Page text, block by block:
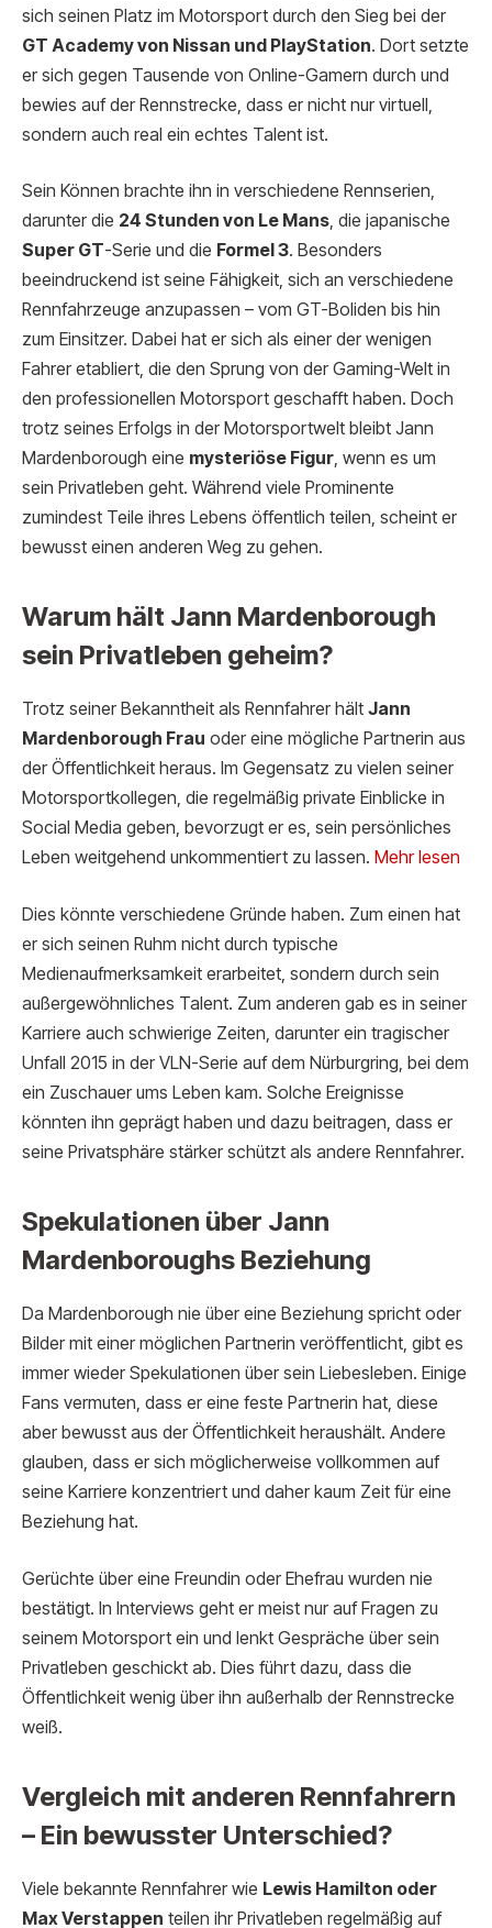
sich seinen Platz im Motorsport durch den Sieg bei der
GT Academy von Nissan und PlayStation. Dort setzte
er sich gegen Tausende von Online-Gamern durch und
bewies auf der Rennstrecke, dass er nicht nur virtuell,
sondern auch real ein echtes Talent ist.
Sein Können brachte ihn in verschiedene Rennserien,
darunter die 24 Stunden von Le Mans, die japanische
Super GT-Serie und die Formel 3. Besonders
beeindruckend ist seine Fähigkeit, sich an verschiedene
Rennfahrzeuge anzupassen – vom GT-Boliden bis hin
zum Einsitzer. Dabei hat er sich als einer der wenigen
Fahrer etabliert, die den Sprung von der Gaming-Welt in
den professionellen Motorsport geschafft haben. Doch
trotz seines Erfolgs in der Motorsportwelt bleibt Jann
Mardenborough eine mysteriöse Figur, wenn es um
sein Privatleben geht. Während viele Prominente
zumindest Teile ihres Lebens öffentlich teilen, scheint er
bewusst einen anderen Weg zu gehen.
Warum hält Jann Mardenborough
sein Privatleben geheim?
Trotz seiner Bekanntheit als Rennfahrer hält Jann
Mardenborough Frau oder eine mögliche Partnerin aus
der Öffentlichkeit heraus. Im Gegensatz zu vielen seiner
Motorsportkollegen, die regelmäßig private Einblicke in
Social Media geben, bevorzugt er es, sein persönliches
Leben weitgehend unkommentiert zu lassen. Mehr lesen
Dies könnte verschiedene Gründe haben. Zum einen hat
er sich seinen Ruhm nicht durch typische
Medienaufmerksamkeit erarbeitet, sondern durch sein
außergewöhnliches Talent. Zum anderen gab es in seiner
Karriere auch schwierige Zeiten, darunter ein tragischer
Unfall 2015 in der VLN-Serie auf dem Nürburgring, bei dem
ein Zuschauer ums Leben kam. Solche Ereignisse
könnten ihn geprägt haben und dazu beitragen, dass er
seine Privatsphäre stärker schützt als andere Rennfahrer.
Spekulationen über Jann
Mardenboroughs Beziehung
Da Mardenborough nie über eine Beziehung spricht oder
Bilder mit einer möglichen Partnerin veröffentlicht, gibt es
immer wieder Spekulationen über sein Liebesleben. Einige
Fans vermuten, dass er eine feste Partnerin hat, diese
aber bewusst aus der Öffentlichkeit heraushält. Andere
glauben, dass er sich möglicherweise vollkommen auf
seine Karriere konzentriert und daher kaum Zeit für eine
Beziehung hat.
Gerüchte über eine Freundin oder Ehefrau wurden nie
bestätigt. In Interviews geht er meist nur auf Fragen zu
seinem Motorsport ein und lenkt Gespräche über sein
Privatleben geschickt ab. Dies führt dazu, dass die
Öffentlichkeit wenig über ihn außerhalb der Rennstrecke
weiß.
Vergleich mit anderen Rennfahrern
– Ein bewusster Unterschied?
Viele bekannte Rennfahrer wie Lewis Hamilton oder
Max Verstappen teilen ihr Privatleben regelmäßig auf